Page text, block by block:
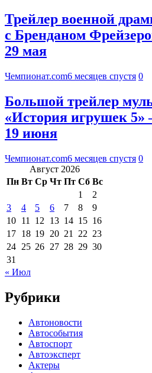
Трейлер военной
с Бренданом
29 мая
Чемпионат.com6 месяцев спустя 0
Большой трейлер
«История игрушек
19 июня
Чемпионат.com6 месяцев спустя 0
Август 2026
Пн Вт Ср Чт Пт Сб Вс
1
2
3
4 5 6 7 8
9
10 11 12 13 14 15 16
17 18 19 20 21 22 23
24 25 26 27 28 29 30
31
« Июл
Рубрики
Автоновости
Автособытия
Автоспорт
Автоэксперт
Актеры